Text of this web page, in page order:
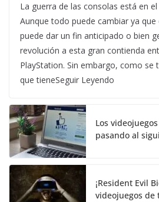
La guerra de las consolas está en
Aunque todo puede cambiar ya que
puede dar un fin anticipado o bien
revolución a esta gran contienda
PlayStation. Sin embargo, como se
que tieneSeguir Leyendo
Los
pasando al
¡Resident Evil
videojuegos de